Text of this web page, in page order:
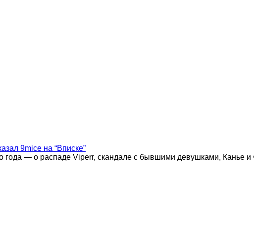
9mice на “Вписке”
года — о распаде Viperr, скандале с бывшими девушками, Канье